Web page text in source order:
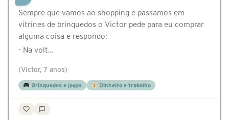
Sempre que vamos ao shopping e passamos em
vitrines de brinquedos o Victor pede para eu comprar
alguma coisa e respondo:
- Na volt…
(Victor, 7 anos)
Brinquedos e jogos Dinheiro e trabalho